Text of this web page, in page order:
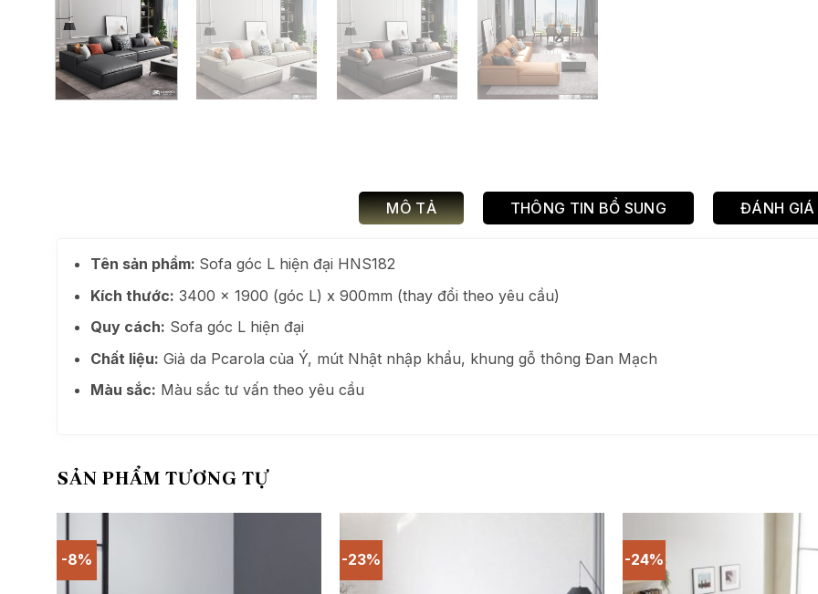
MÔ TẢ THÔNG TIN BỔ SUNG ĐÁNH
Tên sản phẩm: Sofa góc L hiện đại HNS182
Kích thước: 3400 x 1900 (góc L) x 900mm (thay đổi theo yêu cầu)
Quy cách: Sofa góc L hiện đại
Chất liệu: Giả da Pcarola của Ý, mút Nhật nhập khẩu, khung gỗ thông Đan Mạch
Màu sắc: Màu sắc tư vấn theo yêu cầu
SẢN PHẨM TƯƠNG TỰ
-8% -23% -24%